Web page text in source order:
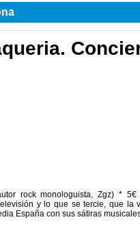
rock monologuista, Zgz) * 5€
y lo que se tercie, que la
España con sus sátiras